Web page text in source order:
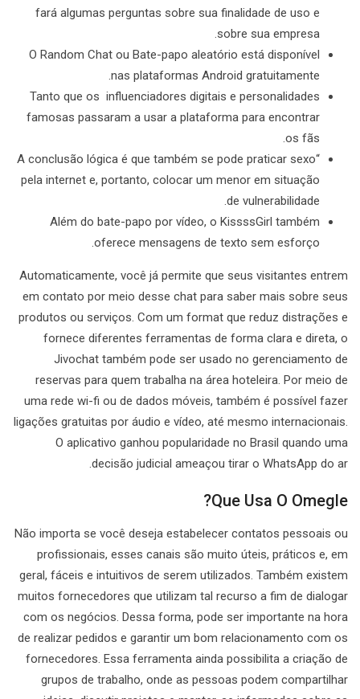
fará algumas perguntas sobre sua finalidade de uso e
sobre sua empresa.
O Random Chat ou Bate-papo aleatório está disponível
nas plataformas Android gratuitamente.
Tanto que os influenciadores digitais e personalidades
famosas passaram a usar a plataforma para encontrar
os fãs.
“A conclusão lógica é que também se pode praticar sexo
pela internet e, portanto, colocar um menor em situação
de vulnerabilidade.
Além do bate-papo por vídeo, o KissssGirl também
oferece mensagens de texto sem esforço.
Automaticamente, você já permite que seus visitantes entrem
em contato por meio desse chat para saber mais sobre seus
produtos ou serviços. Com um format que reduz distrações e
fornece diferentes ferramentas de forma clara e direta, o
Jivochat também pode ser usado no gerenciamento de
reservas para quem trabalha na área hoteleira. Por meio de
uma rede wi-fi ou de dados móveis, também é possível fazer
ligações gratuitas por áudio e vídeo, até mesmo internacionais.
O aplicativo ganhou popularidade no Brasil quando uma
decisão judicial ameaçou tirar o WhatsApp do ar.
Que Usa O Omegle?
Não importa se você deseja estabelecer contatos pessoais ou
profissionais, esses canais são muito úteis, práticos e, em
geral, fáceis e intuitivos de serem utilizados. Também existem
muitos fornecedores que utilizam tal recurso a fim de dialogar
com os negócios. Dessa forma, pode ser importante na hora
de realizar pedidos e garantir um bom relacionamento com os
fornecedores. Essa ferramenta ainda possibilita a criação de
grupos de trabalho, onde as pessoas podem compartilhar